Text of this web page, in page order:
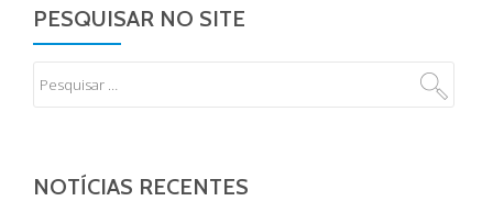
PESQUISAR NO SITE
NOTÍCIAS RECENTES